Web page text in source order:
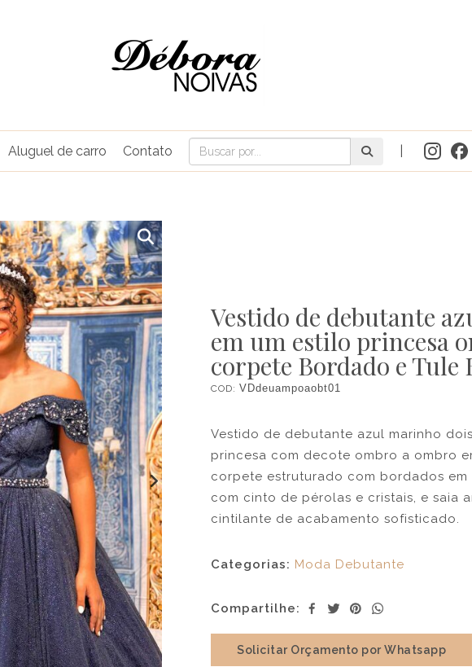
Aluguel de carro Contato
Vestido de debutante
em um estilo princesa
corpete Bordado e
COD: VDdeuampoaobt01
Vestido de debutante azul marinho
princesa com decote ombro a ombro
corpete estruturado com bordados
com cinto de pérolas e cristais, e saia
cintilante de acabamento sofisticado.
Categorias: Moda Debutante
Compartilhe:
Solicitar Orçamento por Whatsapp